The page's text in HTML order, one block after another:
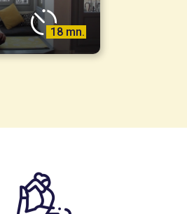
18 mn.